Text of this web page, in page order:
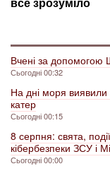
Вчені за допомогою
Сьогодні 00:32
На дні моря виявили
катер
Сьогодні 00:15
8 серпня: свята,
кібербезпеки ЗСУ і
Сьогодні 00:00